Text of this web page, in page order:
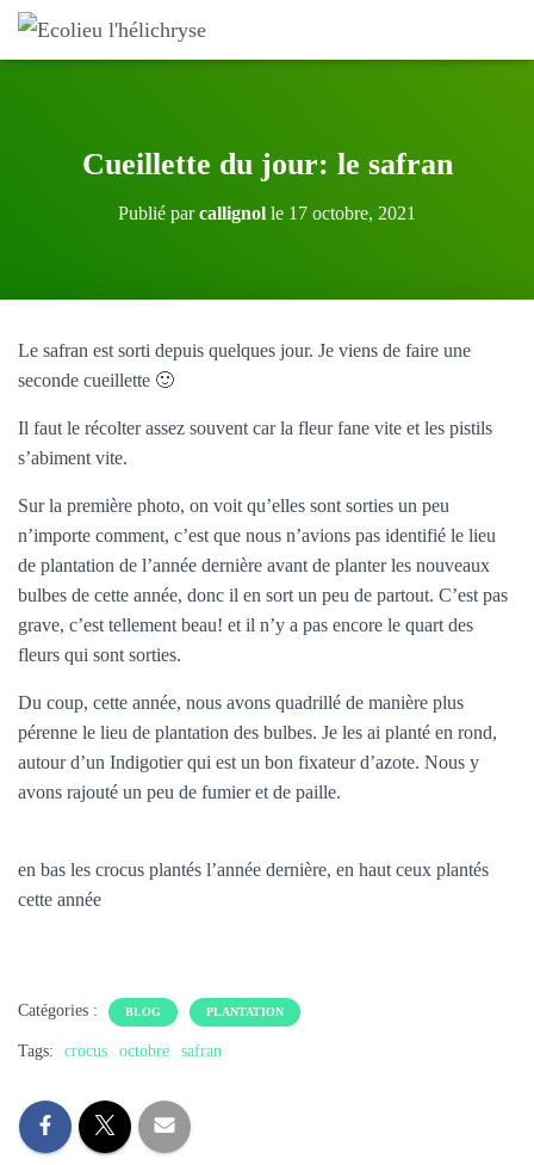
Cueillette du jour: le safran
Publié parcallignol le 17 octobre, 2021
Le safran est sorti depuis quelques jour. Je viens de faire une
seconde cueillette 🙂
Il faut le récolter assez souvent car la fleur fane vite et les pistils
s’abiment vite.
Sur la première photo, on voit qu’elles sont sorties un peu
n’importe comment, c’est que nous n’avions pas identifié le lieu
de plantation de l’année dernière avant de planter les nouveaux
bulbes de cette année, donc il en sort un peu de partout. C’est pas
grave, c’est tellement beau! et il n’y a pas encore le quart des
fleurs qui sont sorties.
Du coup, cette année, nous avons quadrillé de manière plus
pérenne le lieu de plantation des bulbes. Je les ai planté en rond,
autour d’un Indigotier qui est un bon fixateur d’azote. Nous y
avons rajouté un peu de fumier et de paille.
en bas les crocus plantés l’année dernière, en haut ceux plantés
cette année
Catégories : BLOG PLANTATION
Tags: crocus octobre safran